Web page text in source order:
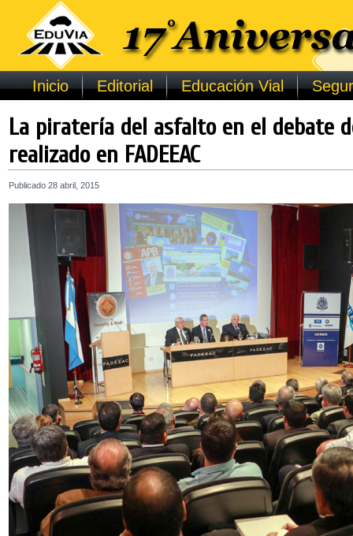
Inicio Editorial Educación Vial
La piratería del asfalto en el debate
realizado en FADEEAC
Publicado 28 abril, 2015